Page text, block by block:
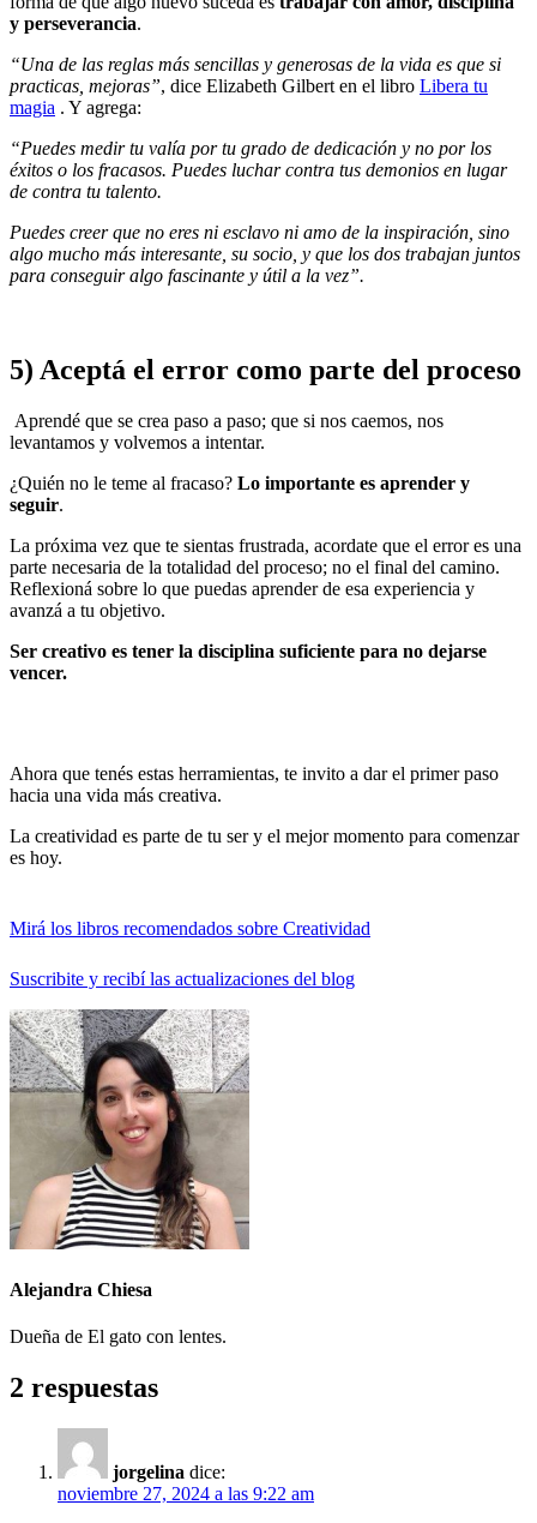
y perseverancia.
“Una de las reglas más sencillas y generosas de la vida es que si
practicas, mejoras”, dice Elizabeth Gilbert en el libro Libera tu
magia . Y agrega:
“Puedes medir tu valía por tu grado de dedicación y no por los
éxitos o los fracasos. Puedes luchar contra tus demonios en lugar
de contra tu talento.
Puedes creer que no eres ni esclavo ni amo de la inspiración, sino
algo mucho más interesante, su socio, y que los dos trabajan juntos
para conseguir algo fascinante y útil a la vez”.
5) Aceptá el error como parte del proceso
Aprendé que se crea paso a paso; que si nos caemos, nos
levantamos y volvemos a intentar.
¿Quién no le teme al fracaso? Lo importante es aprender y
seguir.
La próxima vez que te sientas frustrada, acordate que el error es una
parte necesaria de la totalidad del proceso; no el final del camino.
Reflexioná sobre lo que puedas aprender de esa experiencia y
avanzá a tu objetivo.
Ser creativo es tener la disciplina suficiente para no dejarse
vencer.
Ahora que tenés estas herramientas, te invito a dar el primer paso
hacia una vida más creativa.
La creatividad es parte de tu ser y el mejor momento para comenzar
es hoy.
Mirá los libros recomendados sobre Creatividad
Suscribite y recibí las actualizaciones del blog
Alejandra Chiesa
Dueña de El gato con lentes.
2 respuestas
jorgelina dice:
noviembre 27, 2024 a las 9:22 am